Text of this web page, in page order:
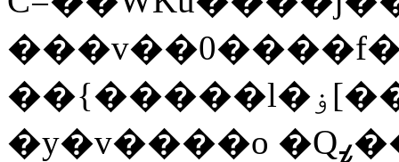
��{�����l�ۏ[��Җ�Ik��8��kU'�T
�y�v����o �Qߨ���Hٛ��ަ�ԣ"u�߬�?M/